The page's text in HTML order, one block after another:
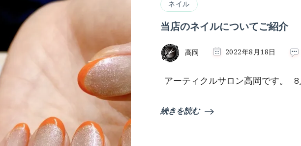
ネイル
当店のネイルについてご紹介
高岡 2022年8月18日
アーティクルサロン高岡です。
続きを読む